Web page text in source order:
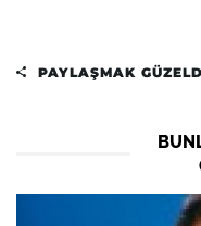
PAYLAŞMAK